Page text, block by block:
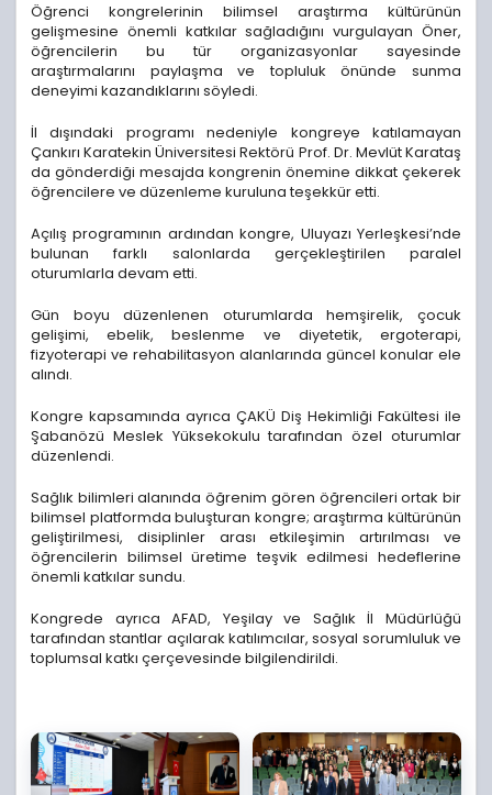
Öğrenci kongrelerinin bilimsel araştırma kültürünün
gelişmesine önemli katkılar sağladığını vurgulayan Öner,
öğrencilerin bu tür organizasyonlar sayesinde
araştırmalarını paylaşma ve topluluk önünde sunma
deneyimi kazandıklarını söyledi.
İl dışındaki programı nedeniyle kongreye katılamayan
Çankırı Karatekin Üniversitesi Rektörü Prof. Dr. Mevlüt Karataş
da gönderdiği mesajda kongrenin önemine dikkat çekerek
öğrencilere ve düzenleme kuruluna teşekkür etti.
Açılış programının ardından kongre, Uluyazı Yerleşkesi’nde
bulunan farklı salonlarda gerçekleştirilen paralel
oturumlarla devam etti.
Gün boyu düzenlenen oturumlarda hemşirelik, çocuk
gelişimi, ebelik, beslenme ve diyetetik, ergoterapi,
fizyoterapi ve rehabilitasyon alanlarında güncel konular ele
alındı.
Kongre kapsamında ayrıca ÇAKÜ Diş Hekimliği Fakültesi ile
Şabanözü Meslek Yüksekokulu tarafından özel oturumlar
düzenlendi.
Sağlık bilimleri alanında öğrenim gören öğrencileri ortak bir
bilimsel platformda buluşturan kongre; araştırma kültürünün
geliştirilmesi, disiplinler arası etkileşimin artırılması ve
öğrencilerin bilimsel üretime teşvik edilmesi hedeflerine
önemli katkılar sundu.
Kongrede ayrıca AFAD, Yeşilay ve Sağlık İl Müdürlüğü
tarafından stantlar açılarak katılımcılar, sosyal sorumluluk ve
toplumsal katkı çerçevesinde bilgilendirildi.